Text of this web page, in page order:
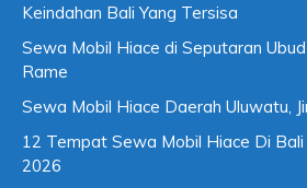
Keindahan Bali Yang Tersisa
Sewa Mobil Hiace di Seputaran
Rame
Sewa Mobil Hiace Daerah Uluwatu,
12 Tempat Sewa Mobil Hiace Di
2026